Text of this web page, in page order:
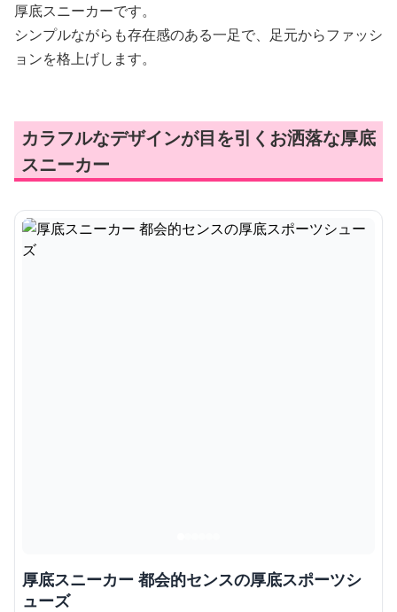
厚底スニーカーです。
シンプルながらも存在感のある一足で、足元からファッシ
ョンを格上げします。
カラフルなデザインが目を引くお洒落な厚底
スニーカー
厚底スニーカー 都会的センスの厚底スポーツシ
ューズ